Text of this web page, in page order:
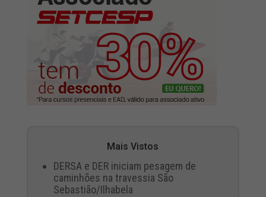
Mais Vistos
DERSA e DER iniciam pesagem de
caminhões na travessia São
Sebastião/Ilhabela